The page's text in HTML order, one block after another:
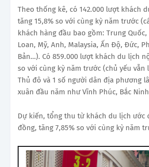
Theo thống kê, có 142.000 lượt khách
tăng 15,8% so với cùng kỳ năm trước
khách hàng đầu bao gồm: Trung Quốc,
Loan, Mỹ, Anh, Malaysia, Ấn Độ, Đức,
Bản…). Có 859.000 lượt khách du lịch
so với cùng kỳ năm trước (chủ yếu vẫn
Thủ đô và 1 số người dân địa phương
xuân đầu năm như Vĩnh Phúc, Bắc
Dự kiến, tổng thu từ khách du lịch ước
đồng, tăng 7,85% so với cùng kỳ năm